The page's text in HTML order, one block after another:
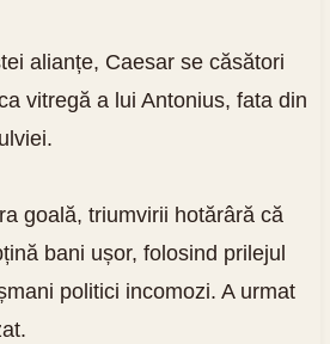
alianțe, Caesar se căsători
vitregă a lui Antonius, fata din
goală, triumvirii hotărâră că
bani ușor, folosind prilejul
politici incomozi. A urmat